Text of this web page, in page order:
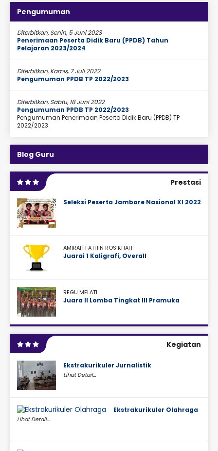
Pengumuman
Diterbitkan, Senin, 5 Juni 2023
Penerimaan Peserta Didik Baru (PPDB) Tahun
Pelajaran 2023/2024
Diterbitkan, Kamis, 7 Juli 2022
Pengumuman PPDB TP 2022/2023
Diterbitkan, Sabtu, 18 Juni 2022
Pengumuman PPDB TP 2022/2023
Pengumuman Penerimaan Peserta Didik Baru (PPDB) TP
2022/2023
Blog Guru
Prestasi
Seleksi Peserta Jambore Nasional XI 2022
AMIRAH FATHIN ROSIKHAH
Juarai 1 Kaligrafi, Overall
REGU MELATI
Juara II Lomba Tingkat III Pramuka
Kegiatan
Ekstrakurikuler Jurnalistik
Lihat Detail...
Ekstrakurikuler Olahraga
Lihat Detail...